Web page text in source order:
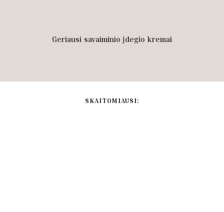
Geriausi savaiminio įdegio kremai
SKAITOMIAUSI: